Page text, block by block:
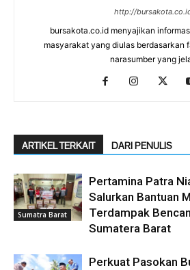
http://
bursakota.co.id menyajikan
masyarakat yang diulas berdasarkan
narasumber yang
ARTIKEL TERKAIT DARI PENULIS
Sumatra Barat
Pertamina Patra
Salurkan Bantuan
Terdampak
Sumatera Barat
Perkuat Pasokan